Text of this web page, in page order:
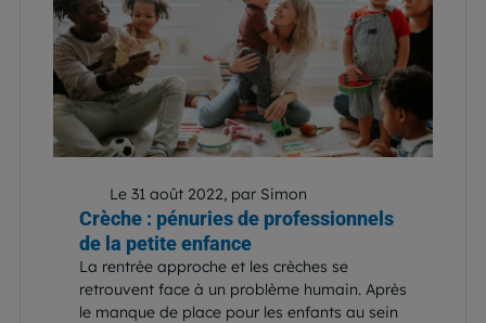
Le 31 août 2022, par Simon
Crèche : pénuries de professionnels
de la petite enfance
La rentrée approche et les crèches se
retrouvent face à un problème humain. Après
le manque de place pour les enfants au sein